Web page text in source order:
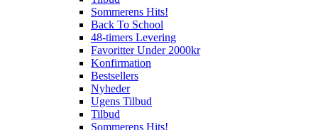
Sommerens Hits!
Back To School
48-timers Levering
Favoritter Under 2000kr
Konfirmation
Bestsellers
Nyheder
Ugens Tilbud
Tilbud
Sommerens Hits!